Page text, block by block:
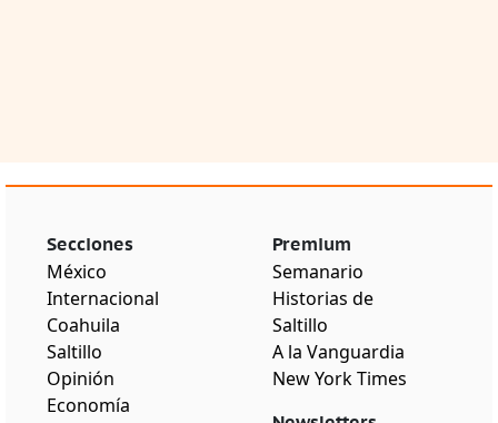
Secciones
México
Internacional
Coahuila
Saltillo
Opinión
Economía
Premium
Semanario
Historias de
Saltillo
A la Vanguardia
New York Times